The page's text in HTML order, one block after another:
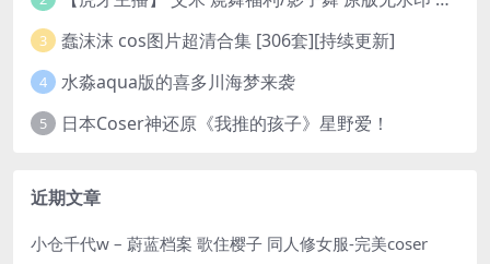
3 蠢沫沫 cos图片超清合集 [306套][持续更新]
4 水淼aqua版的喜多川海梦来袭
5 日本Coser神还原《我推的孩子》星野爱！
近期文章
小仓千代w – 蔚蓝档案 歌住樱子 同人修女服-完美coser